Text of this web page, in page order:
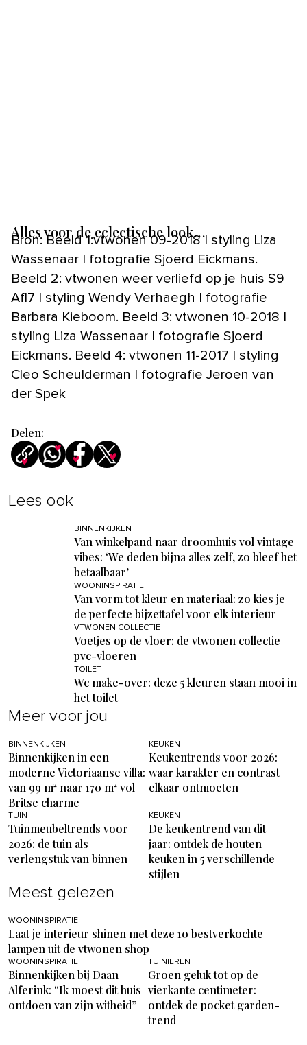
Alles voor de eclectische look…
Bron: Beeld 1:vtwonen 09-2018 | styling Liza
Wassenaar | fotografie Sjoerd Eickmans.
Beeld 2: vtwonen weer verliefd op je huis S9
Afl7 | styling Wendy Verhaegh | fotografie
Barbara Kieboom. Beeld 3: vtwonen 10-2018 |
styling Liza Wassenaar | fotografie Sjoerd
Eickmans. Beeld 4: vtwonen 11-2017 | styling
Cleo Scheulderman | fotografie Jeroen van
der Spek
Delen:
Lees ook
BINNENKIJKEN
Van winkelpand naar droomhuis vol vintage
vibes: ‘We deden bijna alles zelf, zo bleef het
betaalbaar’
WOONINSPIRATIE
Van vorm tot kleur en materiaal: zo kies je
de perfecte bijzettafel voor elk interieur
VTWONEN COLLECTIE
Voetjes op de vloer: de vtwonen collectie
pvc-vloeren
TOILET
Wc make-over: deze 5 kleuren staan mooi in
het toilet
Meer voor jou
BINNENKIJKEN
Binnenkijken in een
moderne Victoriaanse villa:
van 99 m² naar 170 m² vol
Britse charme
KEUKEN
Keukentrends voor 2026:
waar karakter en contrast
elkaar ontmoeten
TUIN
Tuinmeubeltrends voor
2026: de tuin als
verlengstuk van binnen
KEUKEN
De keukentrend van dit
jaar: ontdek de houten
keuken in 5 verschillende
stijlen
Meest gelezen
WOONINSPIRATIE
Laat je interieur shinen met deze 10 bestverkochte
lampen uit de vtwonen shop
WOONINSPIRATIE
Binnenkijken bij Daan
Alferink: “Ik moest dit huis
ontdoen van zijn witheid”
TUINIEREN
Groen geluk tot op de
vierkante centimeter:
ontdek de pocket garden-
trend